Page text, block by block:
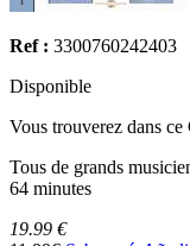
Ref : 3300760242403
Disponible
Vous trouverez dans ce
Tous de grands
64 minutes
19.99 €